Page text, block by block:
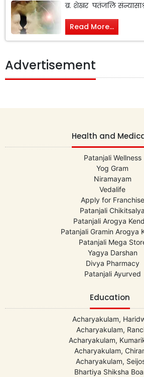
ब्र. शेखर पतंजलि
Read More...
Advertisement
Health and
Patanjali Wellness
Yog Gram
Niramayam
Vedalife
Apply for Franchise
Patanjali Chikitsalya
Patanjali Arogya
Patanjali Gramin Arogya
Patanjali Mega
Yagya Darshan
Divya Pharmacy
Patanjali Ayurved
Education
Acharyakulam,
Acharyakulam,
Acharyakulam,
Acharyakulam,
Acharyakulam,
Bhartiya Shiksha